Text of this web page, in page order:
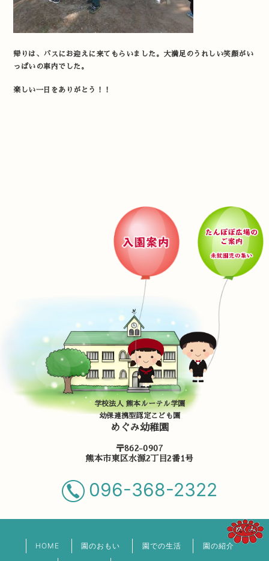
帰りは、バスにお迎えに来てもらいました。大満足のうれしい笑顔がい
っぱいの車内でした。
楽しい一日をありがとう！！
学校法人 熊本ルーテル学園
幼保連携型認定こども園
めぐみ幼稚園
〒862-0907
熊本市東区水源2丁目2番1号
096-368-2322
HOME 園のおもい 園での生活 園の紹介